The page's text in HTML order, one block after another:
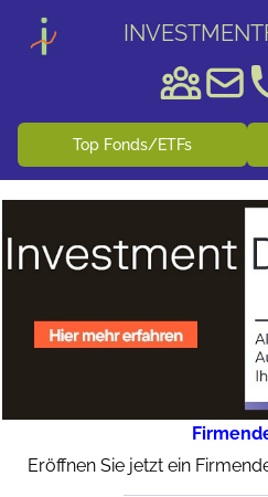
Top Fonds/ETFs
Eröffnen Sie jetzt ein